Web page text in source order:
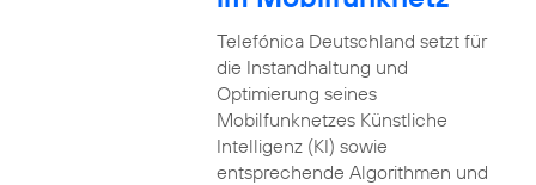
Telefónica Deutschland setzt für
die Instandhaltung und
Optimierung seines
Mobilfunknetzes Künstliche
Intelligenz (KI) sowie
entsprechende Algorithmen und